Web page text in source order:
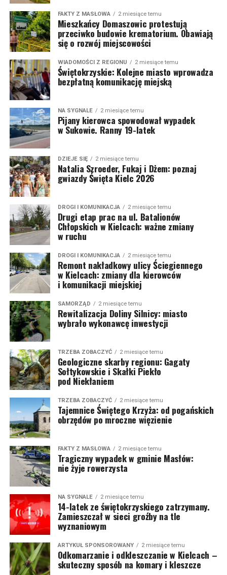
FAKTY Z MASŁOWA 2 miesiące temu
Mieszkańcy Domaszowic protestują
przeciwko budowie krematorium. Obawiają
się o rozwój miejscowości
WIADOMOŚCI Z REGIONU 2 miesiące temu
Świętokrzyskie: Kolejne miasto wprowadza
bezpłatną komunikację miejską
NA SYGNALE 2 miesiące temu
Pijany kierowca spowodował wypadek
w Sukowie. Ranny 19-latek
DZIEJE SIĘ 2 miesiące temu
Natalia Szroeder, Fukaj i Dżem: poznaj
gwiazdy Święta Kielc 2026
DROGI I KOMUNIKACJA 2 miesiące temu
Drugi etap prac na ul. Batalionów
Chłopskich w Kielcach: ważne zmiany
w ruchu
DROGI I KOMUNIKACJA 2 miesiące temu
Remont nakładkowy ulicy Ściegiennego
w Kielcach: zmiany dla kierowców
i komunikacji miejskiej
SAMORZĄD 2 miesiące temu
Rewitalizacja Doliny Silnicy: miasto
wybrało wykonawcę inwestycji
TRZEBA ZOBACZYĆ 2 miesiące temu
Geologiczne skarby regionu: Gagaty
Sołtykowskie i Skałki Piekło
pod Niekłaniem
TRZEBA ZOBACZYĆ 2 miesiące temu
Tajemnice Świętego Krzyża: od pogańskich
obrzędów po mroczne więzienie
FAKTY Z MASŁOWA 2 miesiące temu
Tragiczny wypadek w gminie Masłów:
nie żyje rowerzysta
NA SYGNALE 2 miesiące temu
14-latek ze świętokrzyskiego zatrzymany.
Zamieszczał w sieci groźby na tle
wyznaniowym
ARTYKUŁ SPONSOROWANY 2 miesiące temu
Odkomarzanie i odkleszczanie w Kielcach –
skuteczny sposób na komary i kleszcze